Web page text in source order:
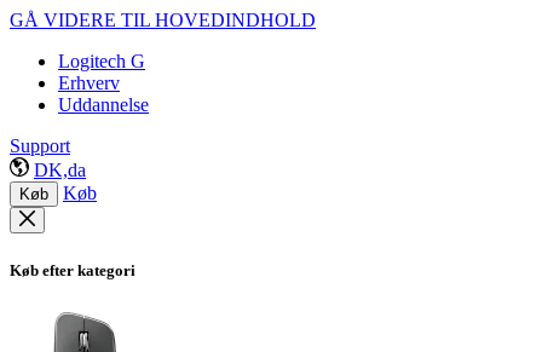
GÅ VIDERE TIL HOVEDINDHOLD
Logitech G
Erhverv
Uddannelse
Support
DK,da
Køb Køb
Køb efter kategori